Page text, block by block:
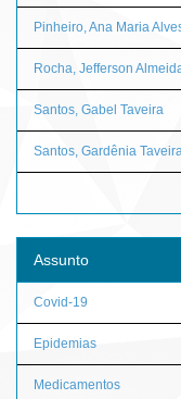
Pinheiro, Ana Maria
Rocha, Jefferson
Santos, Gabel Taveira
Santos, Gardênia Taveira
Assunto
Covid-19
Epidemias
Medicamentos